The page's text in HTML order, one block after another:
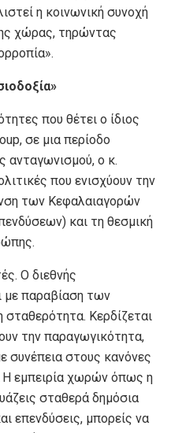
η κοινωνική συνοχή
χώρας, τηρώντας
που θέτει ο ίδιος
σε μια περίοδο
ανταγωνισμού, ο κ.
που ενισχύουν την
των Κεφαλαιαγορών
και τη θεσμική
Ο διεθνής
με παραβίαση των
Κερδίζεται
την παραγωγικότητα,
συνέπεια στους κανόνες
Η εμπειρία χωρών όπως η
σταθερά δημόσια
επενδύσεις, μπορείς να